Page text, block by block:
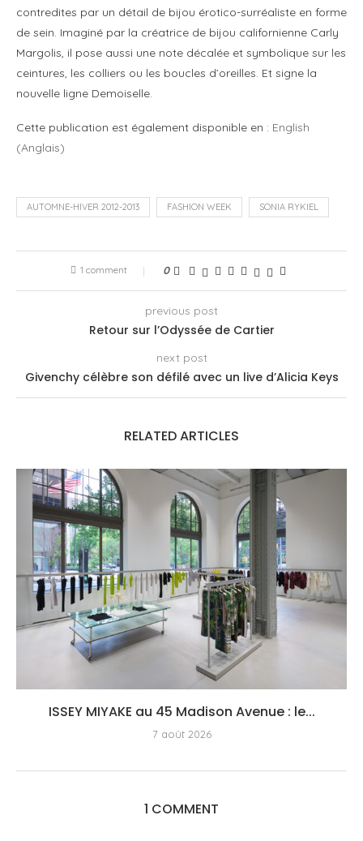
contredites par un détail de bijou érotico-surréaliste en forme
de sein. Imaginé par la créatrice de bijou californienne Carly
Margolis, il pose aussi une note décalée et symbolique sur les
ceintures, les colliers ou les boucles d’oreilles. Et signe la
nouvelle ligne Demoiselle.
Cette publication est également disponible en : English
(Anglais)
AUTOMNE-HIVER 2012-2013 FASHION WEEK SONIA RYKIEL
1 comment 0
previous post
Retour sur l’Odyssée de Cartier
next post
Givenchy célèbre son défilé avec un live d’Alicia Keys
RELATED ARTICLES
ISSEY MIYAKE au 45 Madison Avenue : le...
7 août 2026
1 COMMENT